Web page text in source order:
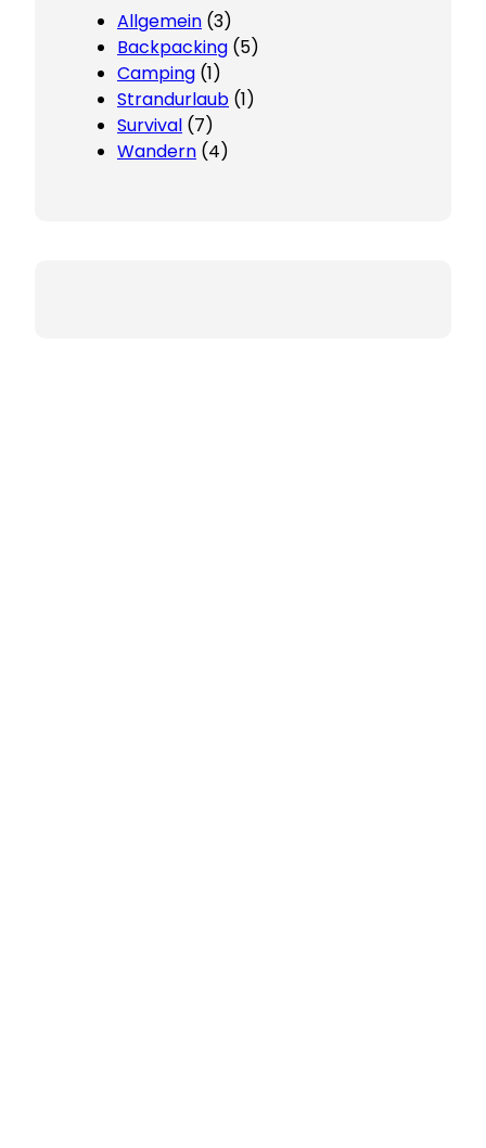
Allgemein (3)
Backpacking (5)
Camping (1)
Strandurlaub (1)
Survival (7)
Wandern (4)